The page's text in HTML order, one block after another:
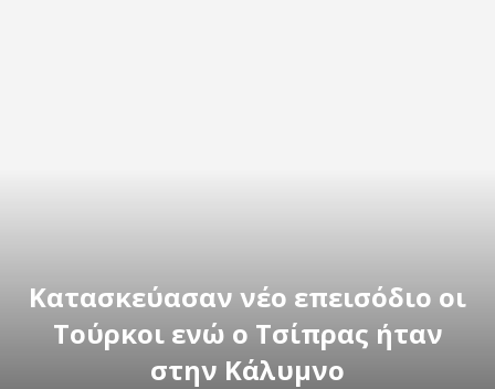
Κατασκεύασαν νέο επεισόδιο οι
Τούρκοι ενώ ο Τσίπρας ήταν
στην Κάλυμνο